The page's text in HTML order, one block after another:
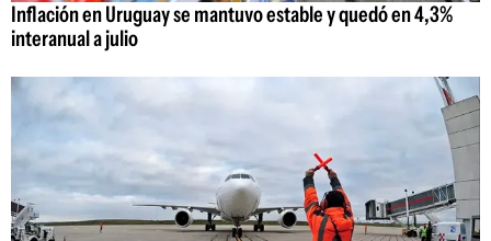
Inflación en Uruguay se mantuvo estable y quedó en 4,3%
interanual a julio